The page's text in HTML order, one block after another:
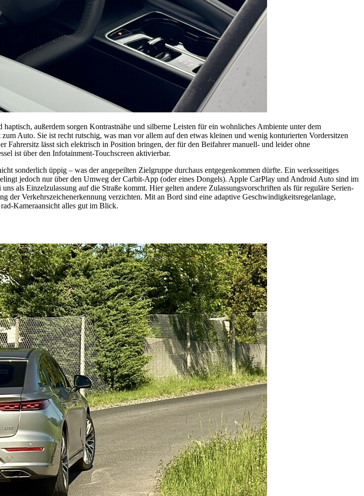
außerdem sorgen Kontrastnähe und silberne Leisten für ein wohnliches Ambiente unter dem
Auto. Sie ist recht rutschig, was man vor allem auf den etwas kleinen und wenig konturierten Vordersitzen
lässt sich elektrisch in Position bringen, der für den Beifahrer manuell- und leider ohne
ist über den Infotainment-Touchscreen aktivierbar.
sonderlich üppig – was der angepeilten Zielgruppe durchaus entgegenkommen dürfte. Ein werksseitiges
jedoch nur über den Umweg der Carbit-App (oder eines Dongels). Apple CarPlay und Android Auto sind im
als Einzelzulassung auf die Straße kommt. Hier gelten andere Zulassungsvorschriften als für reguläre Serien-
der Verkehrszeichenerkennung verzichten. Mit an Bord sind eine adaptive Geschwindigkeitsregelanlage,
Kameraansicht alles gut im Blick.